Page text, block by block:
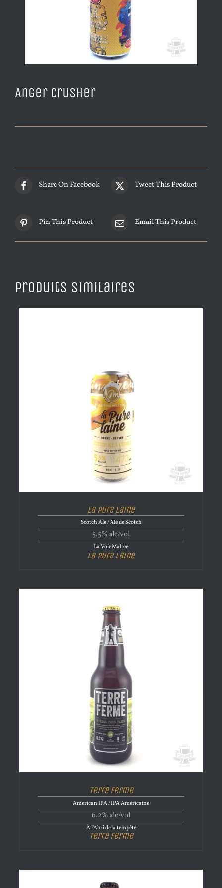
Anger Crusher
Share On Facebook Tweet This Product
Pin This Product Email This Product
Produits similaires
La Pure Laine
Scotch Ale / Ale de Scotch
5.5% alc/vol
La Voie Maltée
La Pure Laine
Terre Ferme
American IPA / IPA Américaine
6.2% alc/vol
À l'Abri de la tempête
Terre Ferme